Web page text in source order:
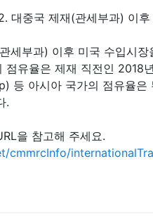
대중국 제재(관세부과) 이
세부과) 이후 미국 수입시
점유율은 제재 직전인 2018
등 아시아 국가의 점유율은
.
을 참고해 주세요.
cmmrcInfo/